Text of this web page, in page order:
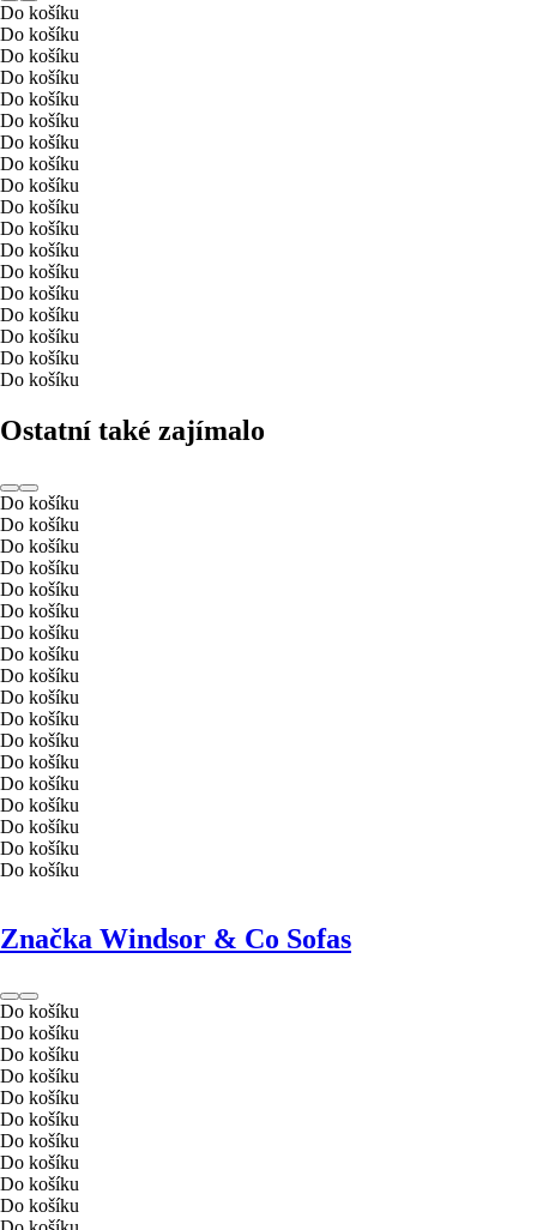
Do košíku
Do košíku
Do košíku
Do košíku
Do košíku
Do košíku
Do košíku
Do košíku
Do košíku
Do košíku
Do košíku
Do košíku
Do košíku
Do košíku
Do košíku
Do košíku
Do košíku
Do košíku
Ostatní také zajímalo
Do košíku
Do košíku
Do košíku
Do košíku
Do košíku
Do košíku
Do košíku
Do košíku
Do košíku
Do košíku
Do košíku
Do košíku
Do košíku
Do košíku
Do košíku
Do košíku
Do košíku
Do košíku
Značka Windsor & Co Sofas
Do košíku
Do košíku
Do košíku
Do košíku
Do košíku
Do košíku
Do košíku
Do košíku
Do košíku
Do košíku